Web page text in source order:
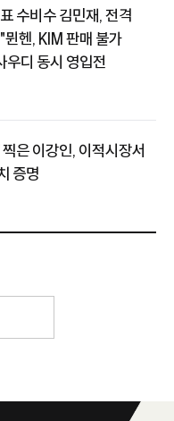
수비수 김민재, 전격
뮌헨, KIM 판매 불가
우디 동시 영입전
은 이강인, 이적시장서
증명